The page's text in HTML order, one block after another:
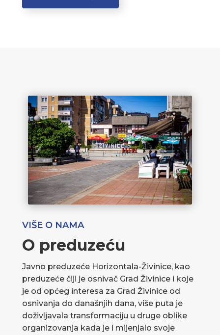
VIŠE O NAMA
O preduzeću
Javno preduzeće Horizontala-Živinice, kao
preduzeće čiji je osnivač Grad Živinice i koje
je od općeg interesa za Grad Živinice od
osnivanja do današnjih dana, više puta je
doživljavala transformaciju u druge oblike
organizovanja kada je i mijenjalo svoje